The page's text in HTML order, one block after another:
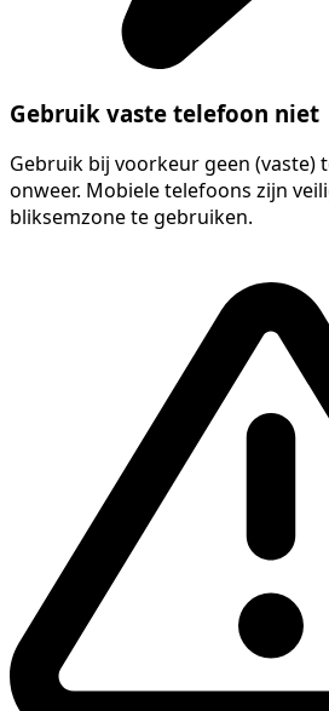
Gebruik vaste telefoon niet
Gebruik bij voorkeur geen (vaste)
onweer. Mobiele telefoons zijn
bliksemzone te gebruiken.